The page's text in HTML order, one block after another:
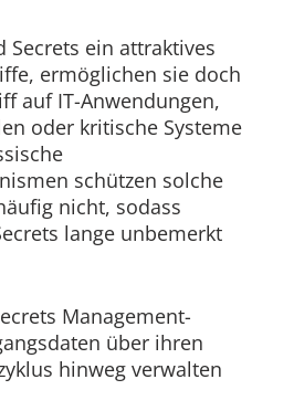
Secrets ein attraktives
ermöglichen sie doch
auf IT-Anwendungen,
oder kritische Systeme
schützen solche
nicht, sodass
lange unbemerkt
Management-
über ihren
hinweg verwalten